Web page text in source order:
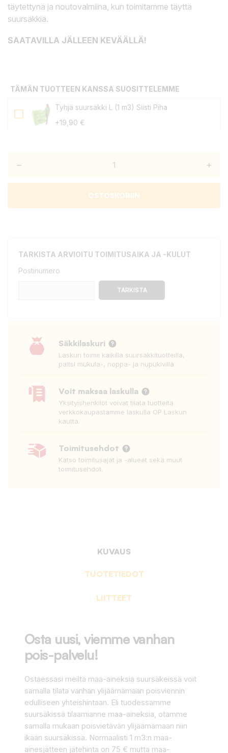
täytettynä ja noutovalmiina, kun toimitamme täyttä
suursäkkiä.
SAATAVILLA JÄLLEEN KEVÄÄLLÄ!
TÄMÄN TUOTTEEN KANSSA SUOSITTELEMME
Tyhjä suursäkki L (1 m3) Siisti Piha
+19,90 €
– +
OSTOSKORIIN
TARKISTA ARVIOITU TOIMITUSAIKA JA -KULUT
Postinumero
TARKISTA
Säkkilaskuri
Laskuri toimii kaikilla suursäkkituotteilla,
paitsi mukula-, noppa- ja nupukivillä
Voit maksaa laskulla
Yksityishenkilöt voivat tilata tuotteita
verkkokaupastamme laskulla OP Laskun
kautta.
Toimitusehdot
Katso toimitusajat ja -alueet sekä muut
toimitusehdot.
KUVAUS
TUOTETIEDOT
LIITTEET
Osta uusi, viemme vanhan
pois-palvelu!
Ostaessasi meiltä maa-aineksia suursäkeissä voit
samalla tilata vanhan ylijäämämaan poisviennin
edulliseen yhteishintaan. Eli tuodessamme
suursäkissä tilaamianne maa-aineksia, otamme
samalla mukaan poisvietävän ylijäämämaan niin
ikään suursäkissä. Normaalisti 1 m3:n maa-
ainesjätteen jätehinta on 75 € mutta maa-